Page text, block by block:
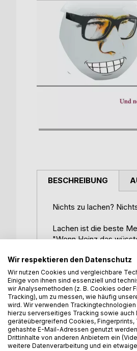
BESCHREIBUNG
Nichts zu lachen?
Lachen ist die beste
"Wenn Heinz das
Lustige Verse mit
nicht ganz an dessen
"Wenn Heinz das
Tierische Verse und
Humorvolle Lyrik,
www.peter-staeb.de
Wir respektieren den Datenschutz
Wir nutzen Cookies und vergleichbare
Einige von ihnen sind essenziell und
wir Analysemethoden (z. B. Cookies oder
Tracking), um zu messen, wie häufig
wird. Wir verwenden
hierzu serverseitiges Tracking sowie auch
geräteübergreifend Cookies,
gehashte E-Mail-Adressen genutzt
Drittinhalte von anderen Anbietern ein
weitere Datenverarbeitung und ein